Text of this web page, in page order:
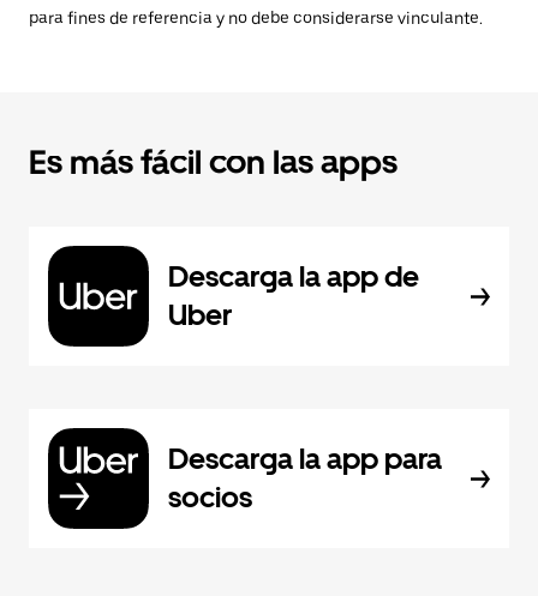
para fines de referencia y no debe considerarse vinculante.
Es más fácil con las apps
Descarga la app de
Uber
Descarga la app para
socios